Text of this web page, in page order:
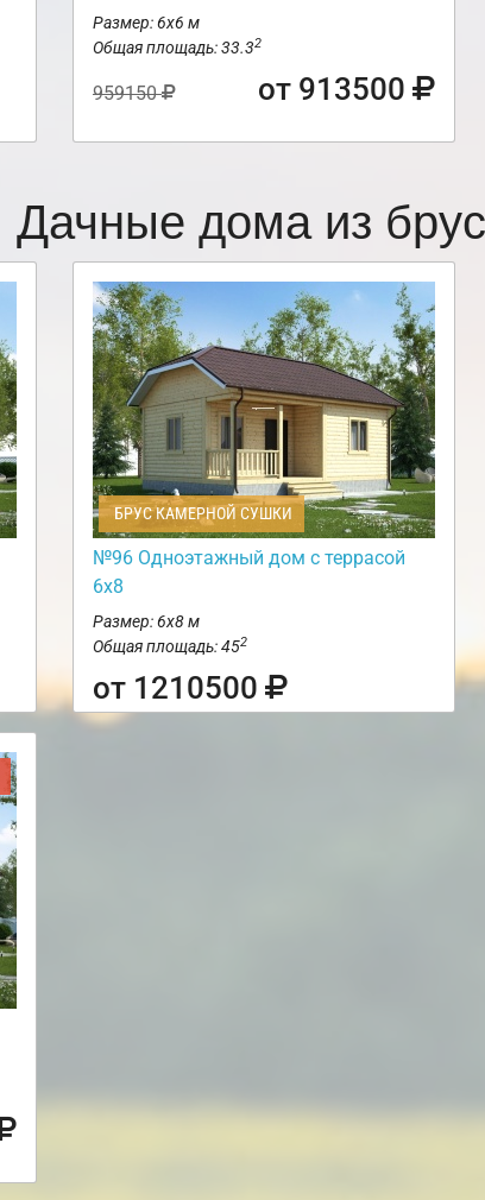
Размер: 6х6 м
Общая площадь: 33.32
959150 от 913500
Дачные дома из
БРУС КАМЕРНОЙ СУШКИ
№96 Одноэтажный дом с террасой
6х8
Размер: 6х8 м
Общая площадь: 452
от 1210500